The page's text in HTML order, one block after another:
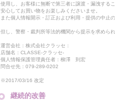
使用し、お客様に無断で第三者に譲渡・漏洩する
安心してお買い物をお楽しみくださいませ。
また個人情報開示・訂正および利用・提供の中止
但し、警察・裁判所等法的機関から提示を求めら
運営会社：株式会社クラッセ：
店舗名：CLASSE-クラッセ-
個人情報保護管理責任者：柳澤 到宏
問合せ先：079-289-0202
※2017/03/16 改定
継続的改善